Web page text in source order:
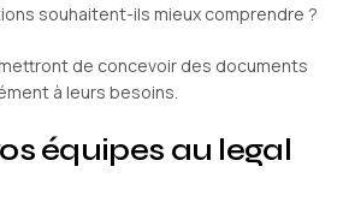
souhaitent-ils mieux comprendre ?
de concevoir des documents
à leurs besoins.
équipes au legal